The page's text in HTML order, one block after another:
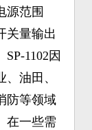
源范围
关量输出
1102因
油田、
防等领域
在一些需